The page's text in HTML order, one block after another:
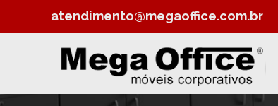
atendimento@megaoffice.com.br